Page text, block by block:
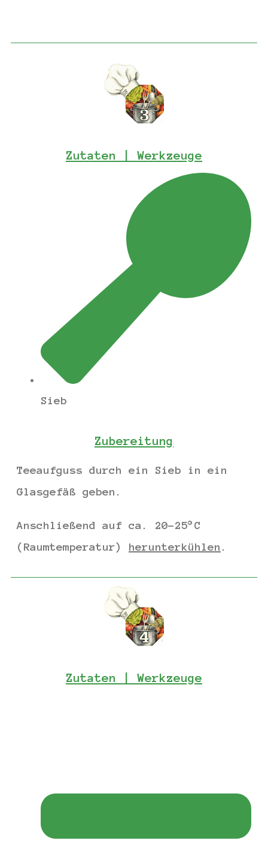
Zutaten | Werkzeuge
Sieb
Zubereitung
Teeaufguss durch ein Sieb in ein
Glasgefäß geben.
Anschließend auf ca. 20-25°C
(Raumtemperatur) herunterkühlen .
Zutaten | Werkzeuge